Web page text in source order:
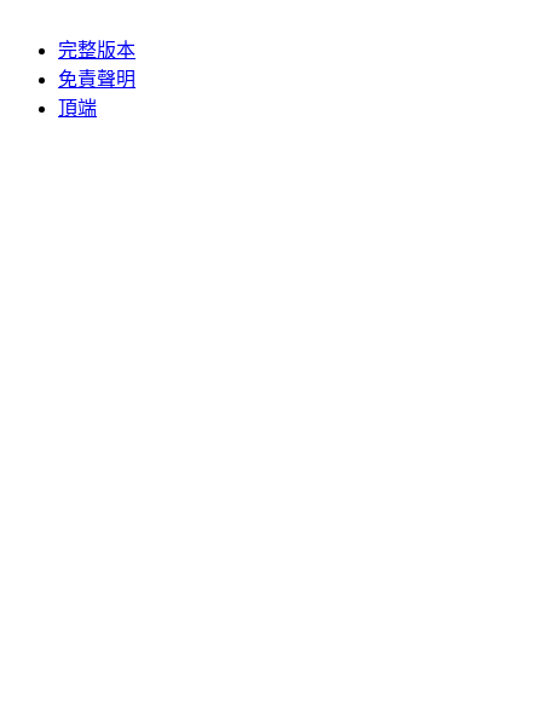
完整版本
免責聲明
頂端